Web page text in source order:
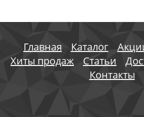
Главная Каталог
Хиты продаж
Статьи
Контакты